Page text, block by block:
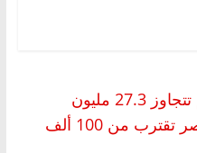
إصابات كورونا في العالم تتجاوز 27.3 مليون
والوفيات نحو 888 ألفا.. ومصر تقترب من 100 ألف